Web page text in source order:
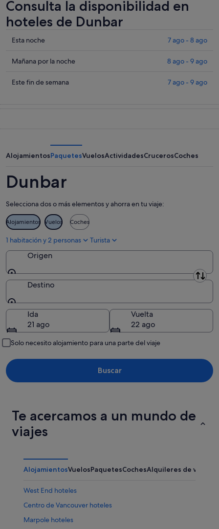
Consulta la disponibilidad en
hoteles de Dunbar
Comprueba
precios
Dunbar
8
Esta noche 7 ago - 8 ago
Comprueba
precios
noche,
ago
-
ago
Mañana por la noche 8 ago - 9 ago
Comprueba
fin
semana,
7
-
9
ago
Este fin de semana 7 ago - 9 ago
AlojamientosPaquetesVuelosActividadesCrucerosCoches
Dunbar
Selecciona dos o más elementos y ahorra en tu viaje:
Alojamientos Vuelos Coches
1 habitación y 2 personas Turista
Origen
Origen
Destino
Destino
Ida
21 ago
Vuelta
22 ago
Solo necesito alojamiento para una parte del viaje
Buscar
Te acercamos a un mundo de
viajes
AlojamientosVuelosPaquetesCochesAlquileres de
West End hoteles
Centro de Vancouver hoteles
Marpole hoteles